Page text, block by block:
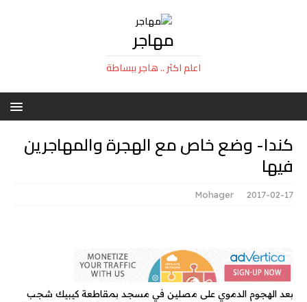
مهاجر
اعلم اكثر .. هاجر ببساطة
كندا- وضع خاص مع الهجرة والمهاجرين
فيها
2017-02-17
Mohager
بعد الهجوم الدموي على مصلين في مسجد بمقاطعة كيبيك شجب